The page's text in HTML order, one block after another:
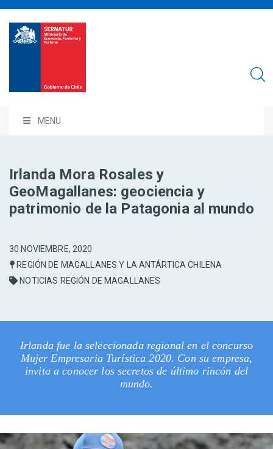
MENU
Irlanda Mora Rosales y
GeoMagallanes: geociencia y
patrimonio de la Patagonia al mundo
30 NOVIEMBRE, 2020
REGIÓN DE MAGALLANES Y LA ANTÁRTICA CHILENA
NOTICIAS REGIÓN DE MAGALLANES
Irlanda fue la seleccionada regional en el concurso
Mujer Empresaria Turística 2020. Con su empresa,
invita a conocer los secretos de último rincón del
mundo.